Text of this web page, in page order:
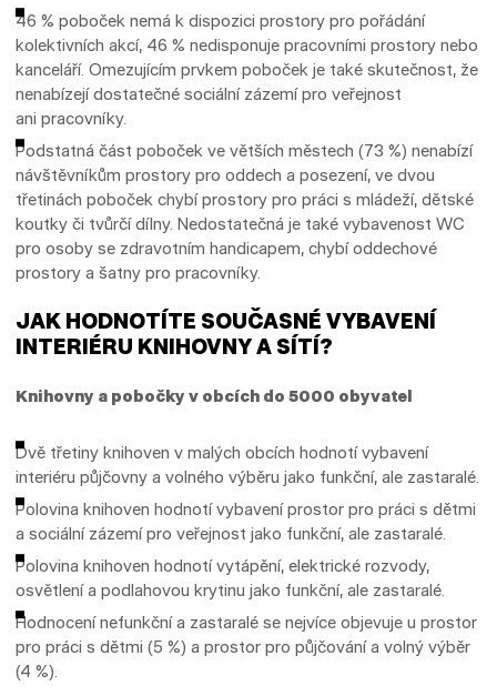
46 % poboček nemá k dispozici prostory pro pořádání
kolektivních akcí, 46 % nedisponuje pracovními prostory nebo
kanceláří. Omezujícím prvkem poboček je také skutečnost, že
nenabízejí dostatečné sociální zázemí pro veřejnost
ani pracovníky.
Podstatná část poboček ve větších městech (73 %) nenabízí
návštěvníkům prostory pro oddech a posezení, ve dvou
třetinách poboček chybí prostory pro práci s mládeží, dětské
koutky či tvůrčí dílny. Nedostatečná je také vybavenost WC
pro osoby se zdravotním handicapem, chybí oddechové
prostory a šatny pro pracovníky.
JAK HODNOTÍTE SOUČASNÉ VYBAVENÍ
INTERIÉRU KNIHOVNY A SÍTÍ?
Knihovny a pobočky v obcích do 5000 obyvatel
Dvě třetiny knihoven v malých obcích hodnotí vybavení
interiéru půjčovny a volného výběru jako funkční, ale zastaralé.
Polovina knihoven hodnotí vybavení prostor pro práci s dětmi
a sociální zázemí pro veřejnost jako funkční, ale zastaralé.
Polovina knihoven hodnotí vytápění, elektrické rozvody,
osvětlení a podlahovou krytinu jako funkční, ale zastaralé.
Hodnocení nefunkční a zastaralé se nejvíce objevuje u prostor
pro práci s dětmi (5 %) a prostor pro půjčování a volný výběr
(4 %).